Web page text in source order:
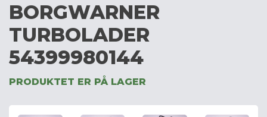
BORGWARNER
TURBOLADER
54399980144
PRODUKTET ER PÅ LAGER